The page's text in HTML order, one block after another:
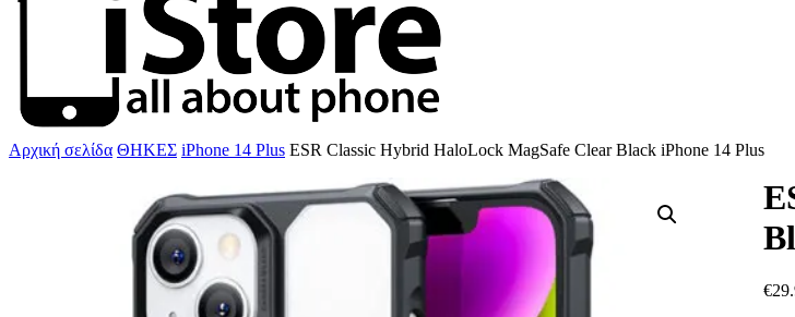
Αρχική σελίδα ΘΗΚΕΣ iPhone 14 Plus ESR Classic Hybrid HaloLock MagSafe Clear Black iPhone 14 Plus
€